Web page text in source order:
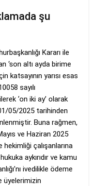
şu
Kararı ile
‘son altı ayda birime
katsayının yarısı esas
sayılı
‘on iki ay’ olarak
05/2025 tarihinden
Buna rağmen,
ve Haziran 2025
çalışanlarına
aykırıdır ve kamu
ivedilikle ödeme
üyelerimizin